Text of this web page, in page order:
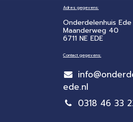
Adres gegevens:
Onderdelenhuis Ede
Maanderweg 40
6711 NE EDE
Contact gegevens:
ede.nl
0318 46 33